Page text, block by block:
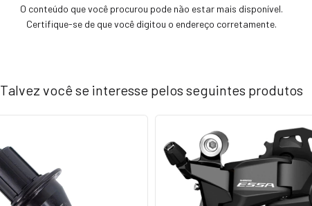
O conteúdo que você procurou pode não estar mais disponível.
Certifique-se de que você digitou o endereço corretamente.
Talvez você se interesse pelos seguintes produtos